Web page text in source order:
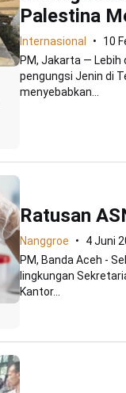
Palestina
Internasional
10
PM, Jakarta —
pengungsi Jenin di
menyebabkan...
Ratusan
Nanggroe
4 Juni
PM, Banda Aceh -
lingkungan
Kantor...